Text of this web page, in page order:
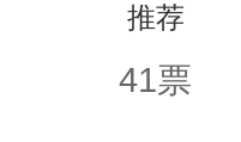
推荐
41票